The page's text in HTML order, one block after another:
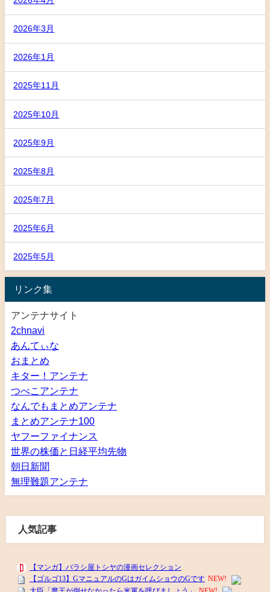
2026年3月
2026年1月
2025年11月
2025年10月
2025年9月
2025年8月
2025年7月
2025年6月
2025年5月
リンク集
アンテナサイト
2chnavi
あんてぃな
おまとめ
キター！アンテナ
つべこアンテナ
なんでもまとめアンテナ
まとめアンテナ100
ヤフーファイナンス
世界の株価と日経平均先物
朝日新聞
無理難題アンテナ
人気記事